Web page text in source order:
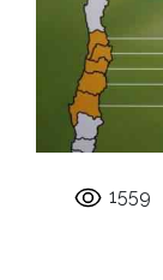
1559